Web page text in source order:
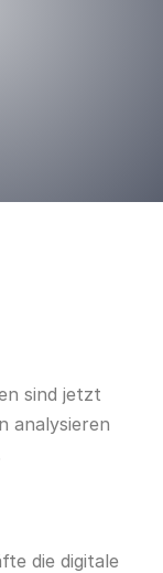
sind jetzt
analysieren
die digitale